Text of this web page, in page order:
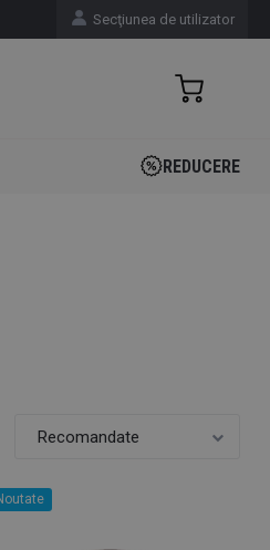
Secţiunea de utilizator
REDUCERE